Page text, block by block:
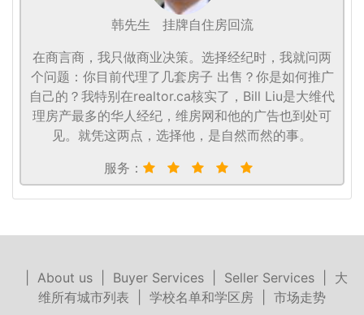
韩先生
挂牌自住房回流
在商言商，我只做商业决策。选择经纪时，我就问两
个问题：你目前代理了几套房子 出售？你是如何推广
自己的？我特别在realtor.ca核实了，Bill Liu是大维代
理房产最多的华人经纪，维房网和他的广告也到处可
见。就凭这两点，选择他，是自然而然的事。
服务：
About us| Buyer Services| Seller Services| 大
维所有城市列表
学校名单和学区房 市场走势